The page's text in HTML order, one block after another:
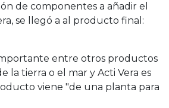
de componentes a añadir el
se llegó a al producto final:
entre otros productos
la tierra o el mar y Acti Vera es
viene "de una planta para